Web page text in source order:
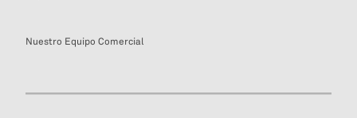
Nuestro Equipo Comercial